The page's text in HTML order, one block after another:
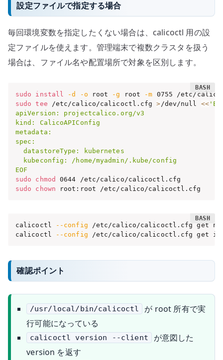
設定ファイルで指定する場合
毎回環境変数を指定したくない場合は、calicoctl 用の設
定ファイルを使えます。管理端末で複数クラスタを扱う
場合は、ファイル名や配置場所で対象を区別します。
sudo install -d -o root -g root -m
sudo
tee /etc/calico/calicoctl.cfg > /dev/null <<
apiVersion: projectcalico.org/v3
kind: CalicoAPIConfig
metadata:
spec:
  datastoreType: kubernetes
  kubeconfig: /home/myadmin/.kube/config
EOF
sudo
chmod
sudo
chown root:root /etc/calico/calicoctl.cfg
calicoctl --config /etc/calico/calicoctl.cfg get
calicoctl
--config /etc/calico/calicoctl.cfg get
確認ポイント
/usr/local/bin/calicoctl
が root 所有で実
行可能になっている
calicoctl version --client
が意図した
version を返す